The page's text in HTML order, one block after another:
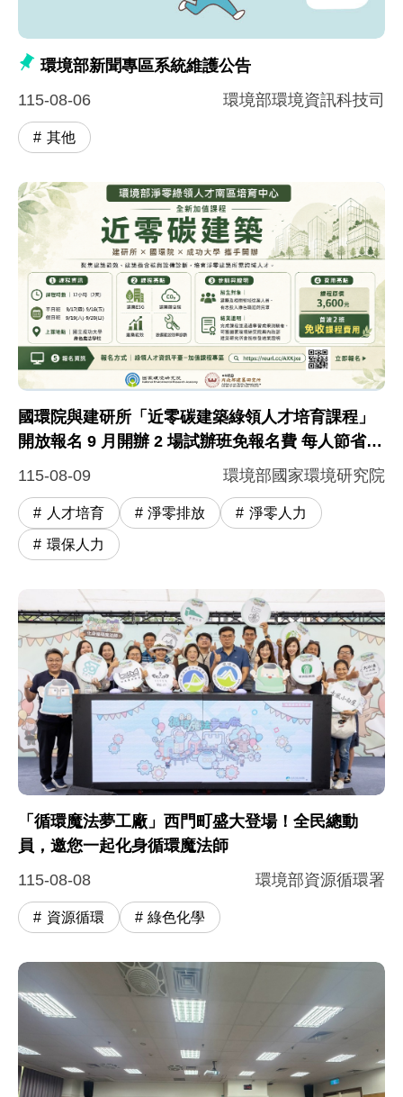
環境部新聞專區系統維護公告
115-08-06
環境部環境資訊科技司
其他
國環院與建研所「近零碳建築綠領人才培育課程」
開放報名 9 月開辦 2 場試辦班免報名費 每人節省
3,600 元
115-08-09 環境部國家環境研究院
人才培育 淨零排放 淨零人力
環保人力
「循環魔法夢工廠」西門町盛大登場！全民總動
員，邀您一起化身循環魔法師
115-08-08
環境部資源循環署
資源循環 綠色化學